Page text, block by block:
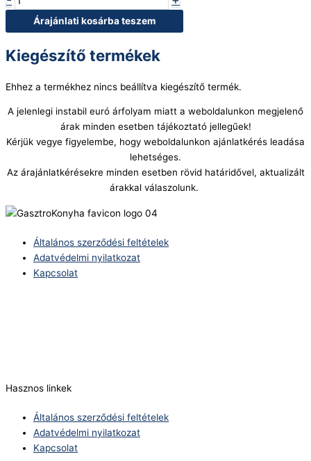
Árajánlati kosárba teszem
Kiegészítő termékek
Ehhez a termékhez nincs beállítva kiegészítő termék.
A jelenlegi instabil euró árfolyam miatt a weboldalunkon megjelenő
árak minden esetben tájékoztató jellegűek!
Kérjük vegye figyelembe, hogy weboldalunkon ajánlatkérés leadása
lehetséges.
Az árajánlatkérésekre minden esetben rövid határidővel, aktualizált
árakkal válaszolunk.
Általános szerződési feltételek
Adatvédelmi nyilatkozat
Kapcsolat
Hasznos linkek
Általános szerződési feltételek
Adatvédelmi nyilatkozat
Kapcsolat